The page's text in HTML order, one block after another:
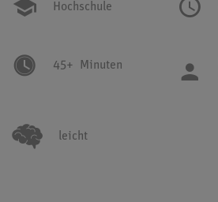
Hochschule
45+ Minuten
leicht